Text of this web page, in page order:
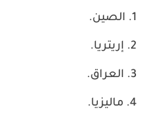
الصين.
إريتريا.
العراق.
ماليزيا.